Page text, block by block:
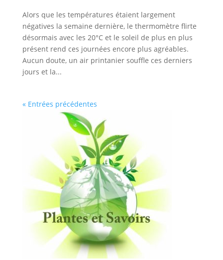
Alors que les températures étaient largement
négatives la semaine dernière, le thermomètre flirte
désormais avec les 20°C et le soleil de plus en plus
présent rend ces journées encore plus agréables.
Aucun doute, un air printanier souffle ces derniers
jours et la...
« Entrées précédentes